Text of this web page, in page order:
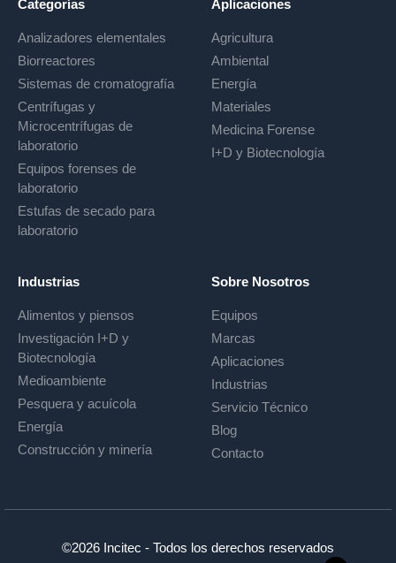
Categorías
Analizadores elementales
Biorreactores
Sistemas de cromatografía
Centrífugas y
Microcentrífugas de
laboratorio
Equipos forenses de
laboratorio
Estufas de secado para
laboratorio
Aplicaciones
Agricultura
Ambiental
Energía
Materiales
Medicina Forense
I+D y Biotecnología
Industrias
Alimentos y piensos
Investigación I+D y
Biotecnología
Medioambiente
Pesquera y acuícola
Energía
Construcción y minería
Sobre Nosotros
Equipos
Marcas
Aplicaciones
Industrias
Servicio Técnico
Blog
Contacto
©2026 Incitec - Todos los derechos reservados